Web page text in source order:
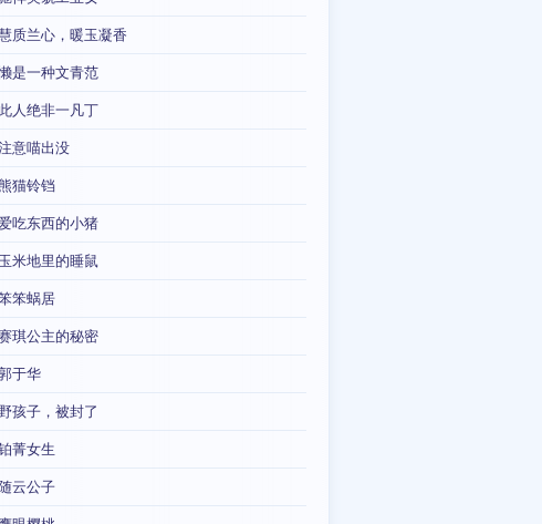
质兰心，暖玉凝香
是一种文青范
此人绝非一凡丁
意喵出没
熊猫铃铛
吃东西的小猪
玉米地里的睡鼠
笨蜗居
琪公主的秘密
于华
孩子，被封了
菁女生
随云公子